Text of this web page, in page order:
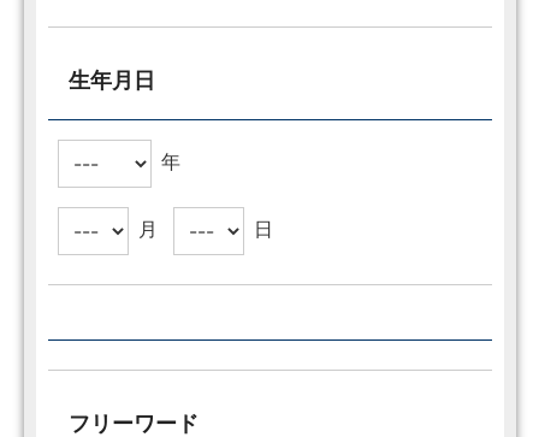
生年月日
年
月 日
フリーワード